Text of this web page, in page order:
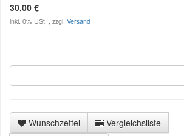
30,00 €
inkl. 0% USt. , zzgl. Versand
Wunschzettel
Vergleichsliste